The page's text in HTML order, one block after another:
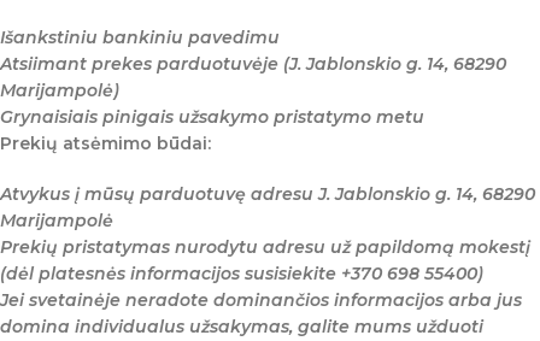
Išankstiniu bankiniu pavedimu
Atsiimant prekes parduotuvėje (J. Jablonskio g. 14, 68290
Marijampolė)
Grynaisiais pinigais užsakymo pristatymo metu
Prekių atsėmimo būdai:
Atvykus į mūsų parduotuvę adresu J. Jablonskio g. 14, 68290
Marijampolė
Prekių pristatymas nurodytu adresu už papildomą mokestį
(dėl platesnės informacijos susisiekite +370 698 55400)
Jei svetainėje neradote dominančios informacijos arba jus
domina individualus užsakymas, galite mums užduoti